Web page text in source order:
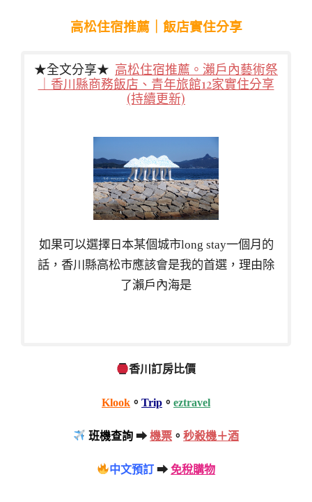
高松住宿推薦｜飯店實住分享
★全文分享★ 高松住宿推薦。瀨戶內藝術祭
｜香川縣商務飯店、青年旅館12家實住分享
(持續更新)
如果可以選擇日本某個城市long stay一個月的
話，香川縣高松市應該會是我的首選，理由除
了瀨戶內海是
香川訂房比價
Klook 。 Trip 。 eztravel
班機查詢 ➡機票 。秒殺機＋酒
中文預訂 ➡免稅購物